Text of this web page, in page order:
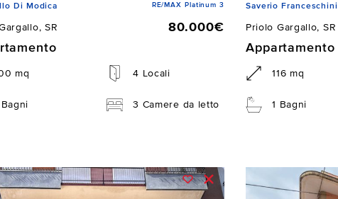
Di Modica RE/MAX Platinum 3
SR
80.000€
mq 4 Locali
Bagni 3 Camere da letto
Saverio Franceschini
Priolo Gargallo, SR
Appartamento
116 mq
1 Bagni